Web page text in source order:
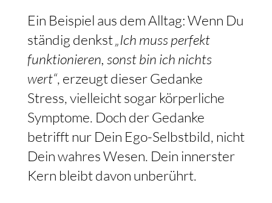
Ein Beispiel aus dem Alltag: Wenn Du
ständig denkst „Ich muss perfekt
funktionieren, sonst bin ich nichts
wert“, erzeugt dieser Gedanke
Stress, vielleicht sogar körperliche
Symptome. Doch der Gedanke
betrifft nur Dein Ego-Selbstbild, nicht
Dein wahres Wesen. Dein innerster
Kern bleibt davon unberührt.